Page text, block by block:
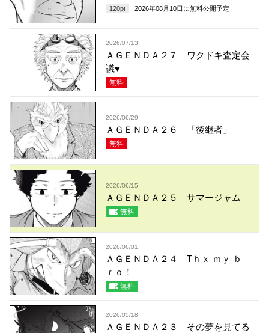
120pt 2026年08月10日 に無料公開予定
2026/07/13
ＡＧＥＮＤＡ２７ ワクドキ査定会
議♥
無料
2026/06/29
ＡＧＥＮＤＡ２６ 「後継者」
無料
2026/06/15
ＡＧＥＮＤＡ２５ サマージャム
無料
2026/06/01
ＡＧＥＮＤＡ２４ Tｈｘ ｍｙ ｂ
ｒｏ！
無料
2026/05/18
ＡＧＥＮＤＡ２３ その夢を見てる